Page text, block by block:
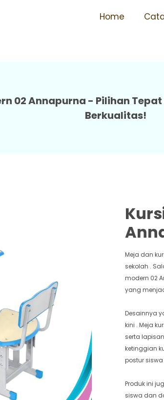
Home
Dipasang
02 Annapurna - Pilihan
Berkualitas!
Meja dan
sekolah .
modern 02
yang
Desainnya
kini . Meja
serta
ketinggian
postur
Produk ini
siswa dan